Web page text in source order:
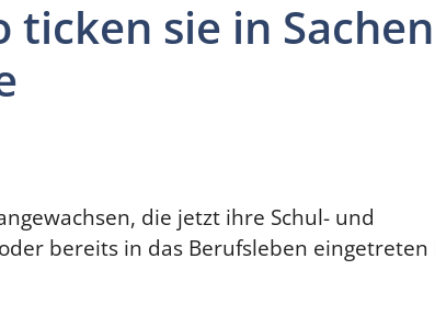
ticken sie in Sachen
die jetzt ihre Schul- und
bereits in das Berufsleben eingetreten